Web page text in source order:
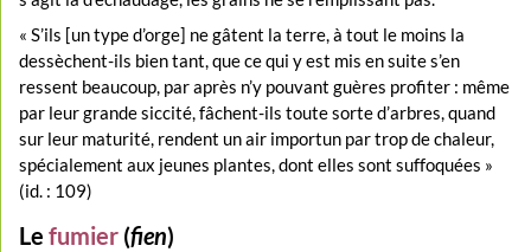
« S’ils [un type d’orge] ne gâtent la terre, à tout le moins la
dessèchent-ils bien tant, que ce qui y est mis en suite s’en
ressent beaucoup, par après n’y pouvant guères profiter : même
par leur grande siccité, fâchent-ils toute sorte d’arbres, quand
sur leur maturité, rendent un air importun par trop de chaleur,
spécialement aux jeunes plantes, dont elles sont suffoquées »
(id. : 109)
Lefumier (fien)